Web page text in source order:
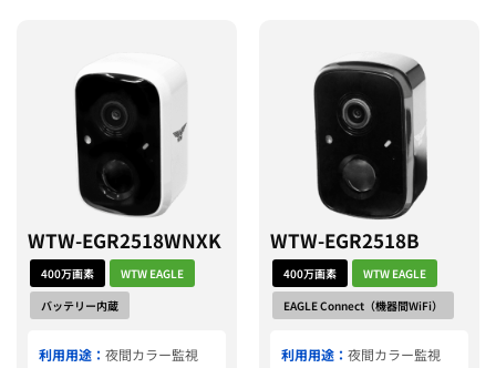
WTW-EGR2518WNXK
400万画素
WTW EAGLE
バッテリー内蔵
利用用途： 夜間カラー監視
WTW-EGR2518B
400万画素
WTW EAGLE
EAGLE Connect（機器間WiFi）
利用用途： 夜間カラー監視